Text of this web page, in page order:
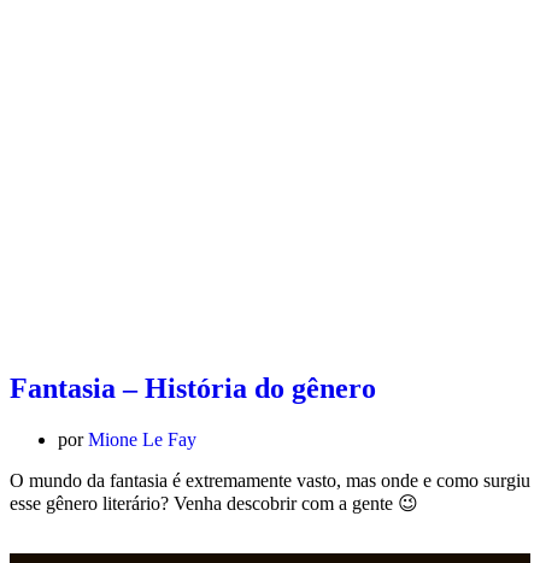
Fantasia – História do gênero
porMione Le Fay
O mundo da fantasia é extremamente vasto, mas onde e como surgiu
esse gênero literário? Venha descobrir com a gente 😉